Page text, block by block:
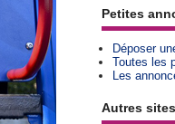
Petites
Déposer
Toutes les
Les
Autres